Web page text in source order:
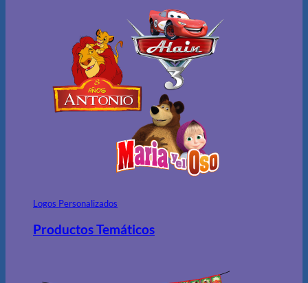
Logos Personalizados
Productos Temáticos